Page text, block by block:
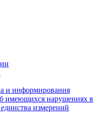
и информирования
имеющихся нарушениях в
измерений